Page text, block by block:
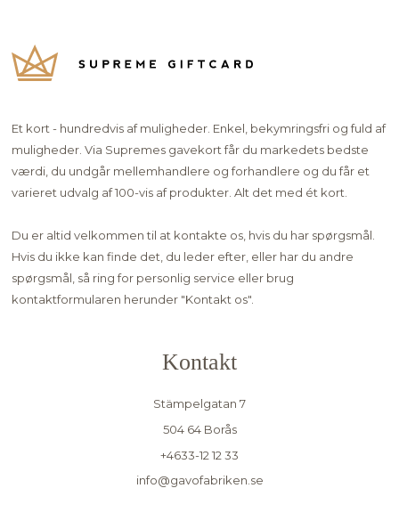
Et kort - hundredvis af muligheder. Enkel, bekymringsfri og fuld af
muligheder. Via Supremes gavekort får du markedets bedste
værdi, du undgår mellemhandlere og forhandlere og du får et
varieret udvalg af 100-vis af produkter. Alt det med ét kort.
Du er altid velkommen til at kontakte os, hvis du har spørgsmål.
Hvis du ikke kan finde det, du leder efter, eller har du andre
spørgsmål, så ring for personlig service eller brug
kontaktformularen herunder "Kontakt os".
Kontakt
Stämpelgatan 7
504 64 Borås
+4633-12 12 33
info@gavofabriken.se